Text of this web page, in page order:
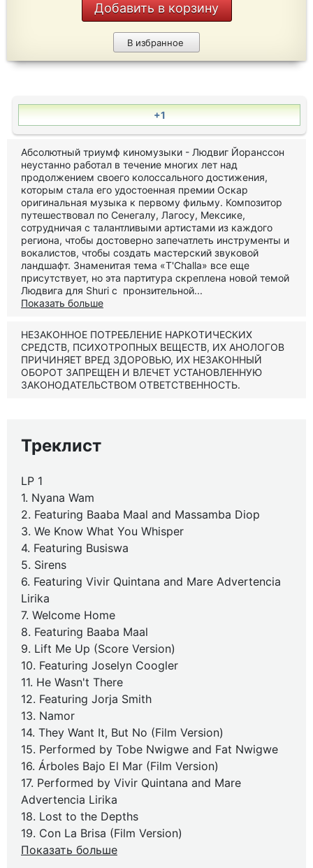
Добавить в корзину
В избранное
+1
Абсолютный триумф киномузыки - Людвиг Йоранссон
неустанно работал в течение многих лет над
продолжением своего колоссального достижения,
которым стала его удостоенная премии Оскар
оригинальная музыка к первому фильму. Композитор
путешествовал по Сенегалу, Лагосу, Мексике,
сотрудничая с талантливыми артистами из каждого
региона, чтобы достоверно запечатлеть инструменты и
вокалистов, чтобы создать мастерский звуковой
ландшафт. Знаменитая тема «T'Challa» все еще
присутствует, но эта партитура скреплена новой темой
Людвига для Shuri с пронзительной...
Показать больше
НЕЗАКОННОЕ ПОТРЕБЛЕНИЕ НАРКОТИЧЕСКИХ
СРЕДСТВ, ПСИХОТРОПНЫХ ВЕЩЕСТВ, ИХ АНОЛОГОВ
ПРИЧИНЯЕТ ВРЕД ЗДОРОВЬЮ, ИХ НЕЗАКОННЫЙ
ОБОРОТ ЗАПРЕЩЕН И ВЛЕЧЕТ УСТАНОВЛЕННУЮ
ЗАКОНОДАТЕЛЬСТВОМ ОТВЕТСТВЕННОСТЬ.
Треклист
LP 1
1. Nyana Wam
2. Featuring Baaba Maal and Massamba Diop
3. We Know What You Whisper
4. Featuring Busiswa
5. Sirens
6. Featuring Vivir Quintana and Mare Advertencia
Lirika
7. Welcome Home
8. Featuring Baaba Maal
9. Lift Me Up (Score Version)
10. Featuring Joselyn Coogler
11. He Wasn't There
12. Featuring Jorja Smith
13. Namor
14. They Want It, But No (Film Version)
15. Performed by Tobe Nwigwe and Fat Nwigwe
16. Árboles Bajo El Mar (Film Version)
17. Performed by Vivir Quintana and Mare
Advertencia Lirika
18. Lost to the Depths
19. Con La Brisa (Film Version)
Показать больше